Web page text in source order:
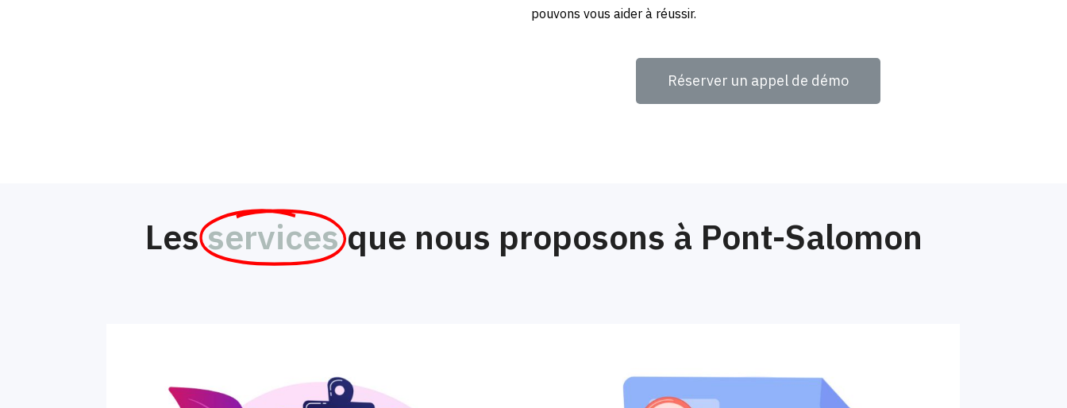
pouvons vous aider à réussir.
Réserver un appel de démo
Lesservices que nous proposons à Pont-Salomon